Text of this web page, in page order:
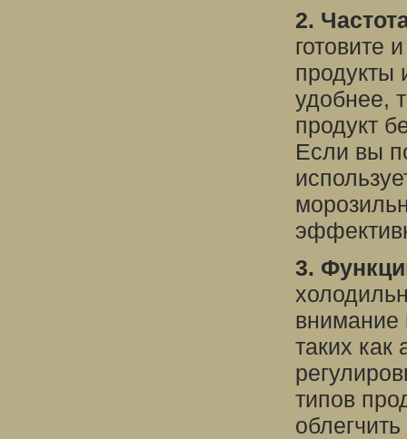
2.
готовите
продукты
удобнее,
продукт
Если вы
3.
внимание
таких как
типов